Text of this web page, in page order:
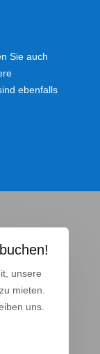
Sie auch
ebenfalls
unsere
mieten.
uns.